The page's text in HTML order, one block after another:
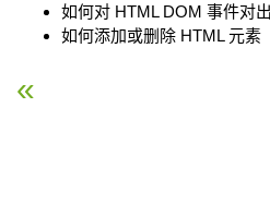
如何对 HTML DOM 事件对
如何添加或删除 HTML 元素
« JavaScript 表单验证